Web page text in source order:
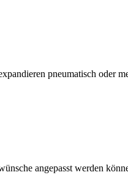
pneumatisch oder
angepasst werden